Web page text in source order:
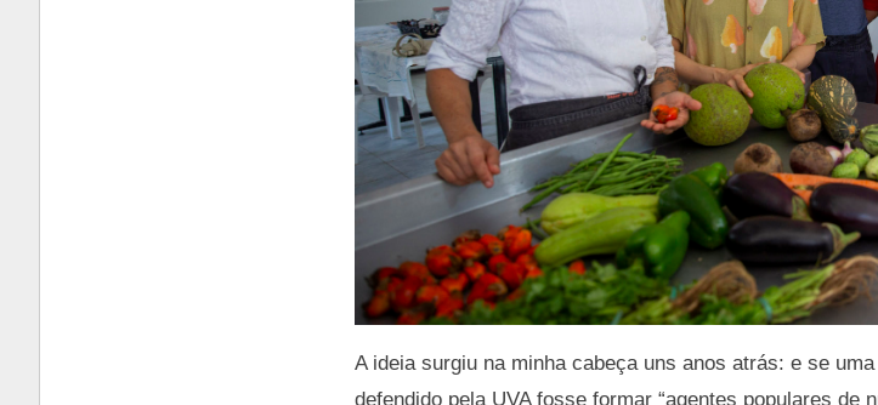
A ideia surgiu na minha cabeça uns anos atrás: e se
defendido pela UVA fosse formar “agentes populares de